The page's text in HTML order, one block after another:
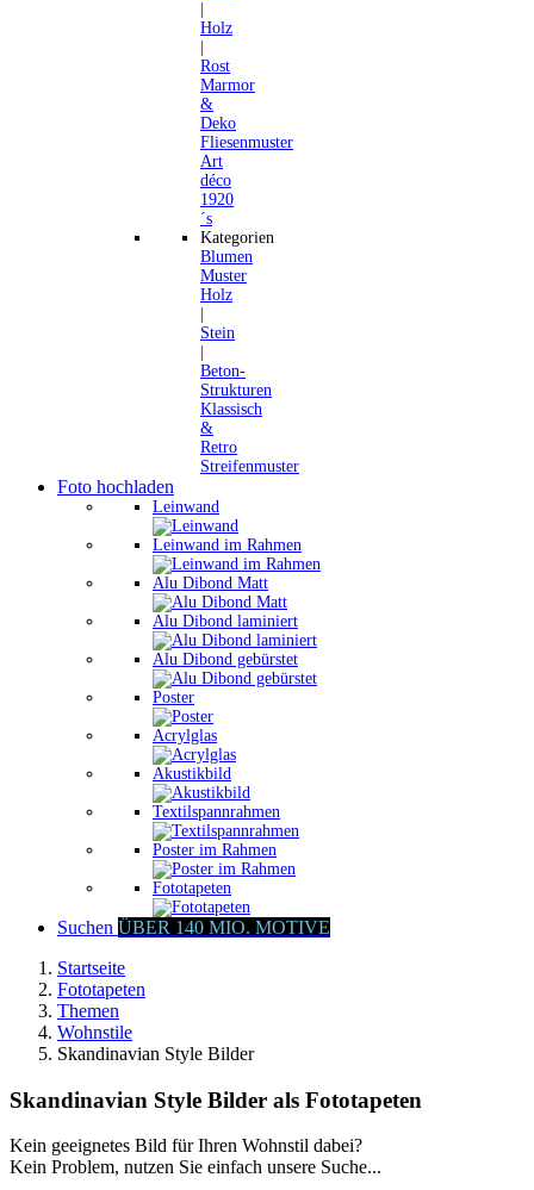
Holz
Rost
Marmor
&
Deko
Fliesenmuster
Art
déco
1920
´s
Kategorien
Blumen
Muster
Holz
Stein
Beton-
Strukturen
Klassisch
&
Retro
Streifenmuster
Foto hochladen
Leinwand
Leinwand im Rahmen
Alu Dibond Matt
Alu Dibond laminiert
Alu Dibond gebürstet
Poster
Acrylglas
Akustikbild
Textilspannrahmen
Poster im Rahmen
Fototapeten
Suchen ÜBER 140 MIO. MOTIVE
Startseite
Fototapeten
Themen
Wohnstile
Skandinavian Style Bilder
Skandinavian Style Bilder als Fototapeten
Kein geeignetes Bild für Ihren Wohnstil dabei?
Kein Problem, nutzen Sie einfach unsere Suche...